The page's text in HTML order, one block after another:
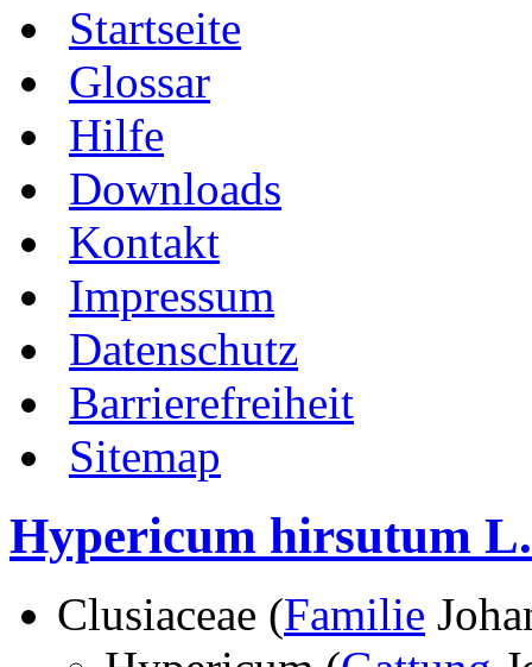
Startseite
Glossar
Hilfe
Downloads
Kontakt
Impressum
Datenschutz
Barrierefreiheit
Sitemap
Hypericum hirsutum L.
Clusiaceae (Familie